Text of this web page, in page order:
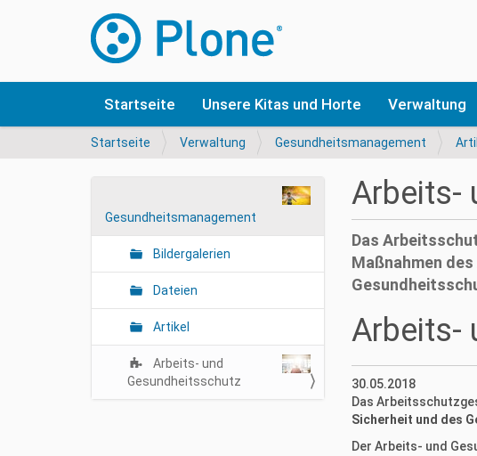
Startseite Unsere Kitas und Horte Verwaltung
S
Startseite Verwaltung Gesundheitsmanagement
a
a
n
Gesundheitsmanagement
Bildergalerien
Dateien
Artikel
Arbeits- und
Gesundheitsschutz
Arbeits-
Das
Maßnahmen
Arbeits-
30.05.2018
Das
Sicherheit und des
Der Arbeits- und